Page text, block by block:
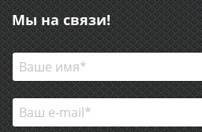
Мы на связи!